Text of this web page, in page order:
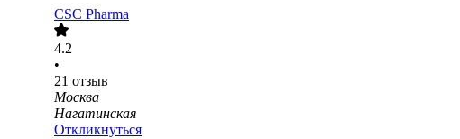
CSC Pharma
4.2
•
21 отзыв
Москва
Нагатинская
Откликнуться